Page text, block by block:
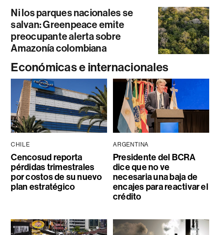
Ni los parques nacionales se
salvan: Greenpeace emite
preocupante alerta sobre
Amazonía colombiana
Económicas e internacionales
CHILE
Cencosud reporta
pérdidas trimestrales
por costos de su nuevo
plan estratégico
ARGENTINA
Presidente del BCRA
dice que no ve
necesaria una baja de
encajes para reactivar el
crédito